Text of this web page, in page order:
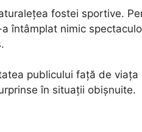
fostei sportive.
întâmplat nimic
publicului față de viața
în situații obișnuite.